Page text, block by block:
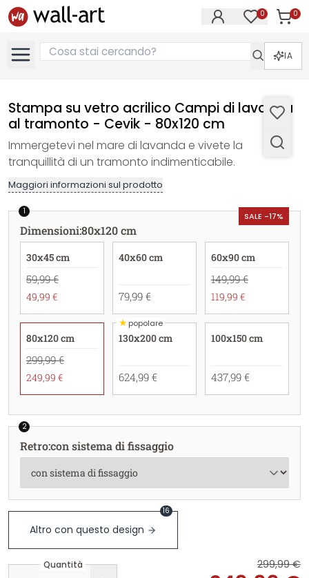
0 0
IA
Stampa su vetro acrilico Campi di lavanda
al tramonto - Cevik - 80x120 cm
Immergetevi nel mare di lavanda e vivete la
tranquillità di un tramonto indimenticabile.
Maggiori informazioni sul prodotto
SALE -17%
1
Dimensioni:80x120 cm
30x45 cm
59,99 €
49,99 €
40x60 cm
79,99 €
60x90 cm
149,99 €
119,99 €
80x120 cm
299,99 €
249,99 €
★popolare
130x200 cm
624,99 €
100x150 cm
437,99 €
2
Retro:con sistema di fissaggio
Altro con questo design
16
Quantità 299,99 €